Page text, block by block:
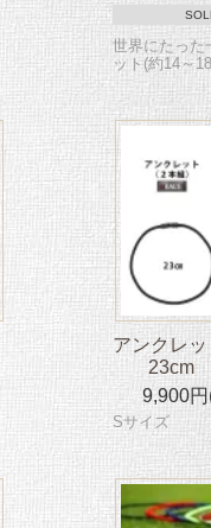
世界にたった
ット(約14～
アンクレ
23cm
9,900
Sサイズ